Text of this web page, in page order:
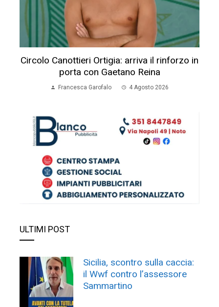
Circolo Canottieri Ortigia: arriva il rinforzo in
porta con Gaetano Reina
Francesca Garofalo 4 Agosto 2026
ULTIMI POST
Sicilia, scontro sulla caccia:
il Wwf contro l’assessore
Sammartino